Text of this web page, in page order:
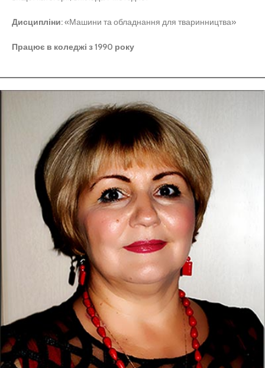
Дисципліни:«Машини та обладнання для тваринництва»
Працює в коледжі з 1990 року